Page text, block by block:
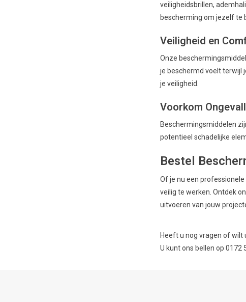
veiligheidsbrillen,
bescherming om jezelf te
Veiligheid en
Onze
je beschermd voelt terwijl
je veiligheid.
Voorkom
Beschermingsmiddelen
potentieel schadelijke
Bestel
Of je nu een
veilig te werken. Ontdek
uitvoeren van jouw
Heeft u nog vragen of wilt
U kunt ons bellen op